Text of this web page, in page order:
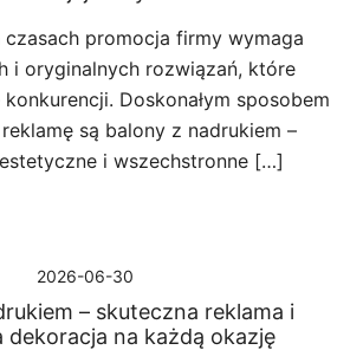
promocja firmy wymaga
i oryginalnych rozwiązań, które
Doskonałym sposobem
są balony z nadrukiem –
i wszechstronne […]
2026-06-30
– skuteczna reklama i
na każdą okazję